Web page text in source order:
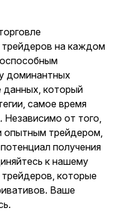
на каждом
доминантных
данных, который
самое время
Независимо от того,
опытным трейдером,
получения
к нашему
которые
Ваше